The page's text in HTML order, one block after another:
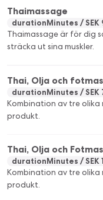
Thaimassage
durationMinutes SEK
Thaimassage är för dig
sträcka ut sina muskler.
Thai, Olja och
durationMinutes SEK
Kombination av tre olika
produkt.
Thai, Olja och
durationMinutes SEK
Kombination av tre olika
produkt.